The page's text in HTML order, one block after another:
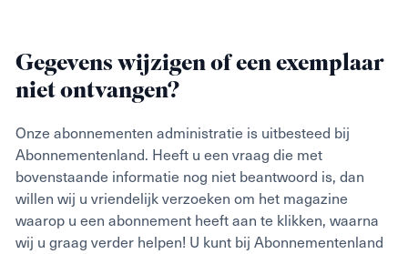
editie als abonnee wel digitaal lezen viatijdschrift.nl.
Heb je een losse editie besteld? Neem contact op via
mogelijkheid tot het digitaal lezen van je gekozen
tijdschrift.
Indien je bent verhuisd kun je via deklantenservice
de wijziging doorgeven. Je ontvangt dan geen
nazending. Voor een nazending dien je contact op te
Gegevens wijzigen of een exemplaar
niet ontvangen?
Onze abonnementen administratie is uitbesteed bij
Abonnementenland. Heeft u een vraag die met
bovenstaande informatie nog niet beantwoord is, dan
willen wij u vriendelijk verzoeken om het magazine
waarop u een abonnement heeft aan te klikken, waarna
wij u graag verder helpen! U kunt bij Abonnementenland